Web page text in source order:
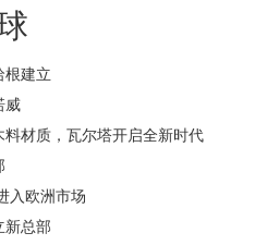
根建立
威
材质，瓦尔塔开启全新时代
入欧洲市场
新总部